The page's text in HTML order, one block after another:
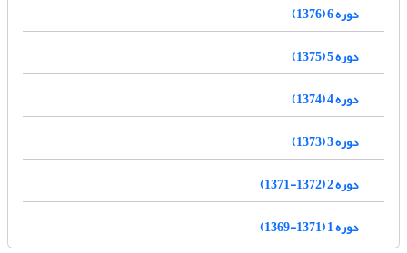
دوره 6 (1376)
دوره 5 (1375)
دوره 4 (1374)
دوره 3 (1373)
دوره 2 (1372-1371)
دوره 1 (1371-1369)